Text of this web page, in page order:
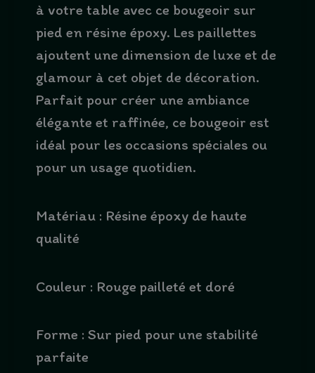
à votre table avec ce bougeoir sur
pied en résine époxy. Les paillettes
ajoutent une dimension de luxe et de
glamour à cet objet de décoration.
Parfait pour créer une ambiance
élégante et raffinée, ce bougeoir est
idéal pour les occasions spéciales ou
pour un usage quotidien.
Matériau : Résine époxy de haute
qualité
Couleur : Rouge pailleté et doré
Forme : Sur pied pour une stabilité
parfaite